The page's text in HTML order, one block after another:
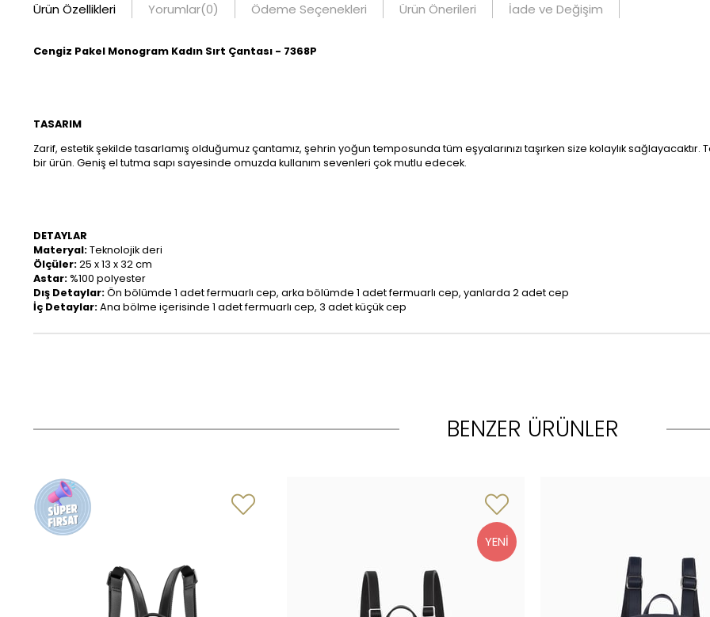
Ürün Özellikleri Yorumlar(0) Ödeme Seçenekleri Ürün Önerileri İade ve Değişim
Cengiz Pakel Monogram Kadın Sırt Çantası - 7368P
TASARIM
Zarif, estetik şekilde tasarlamış olduğumuz çantamız, şehrin yoğun temposunda tüm eşyalarınızı taşırken size kolaylık sağlayacaktır.
bir ürün. Geniş el tutma sapı sayesinde omuzda kullanım sevenleri çok mutlu edecek.
DETAYLAR
Materyal:Teknolojik deri
Ölçüler:25 x 13 x 32 cm
Astar:%100 polyester
Dış Detaylar:Ön bölümde 1 adet fermuarlı cep, arka bölümde 1 adet fermuarlı cep, yanlarda 2 adet cep
İç Detaylar:Ana bölme içerisinde 1 adet fermuarlı cep, 3 adet küçük cep
BENZER ÜRÜNLER
YENI